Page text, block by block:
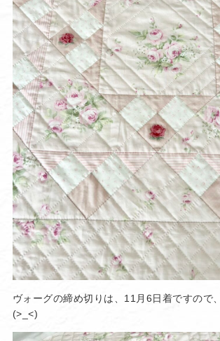
ヴォーグの締め切りは、11月6日着ですので
(>_<)